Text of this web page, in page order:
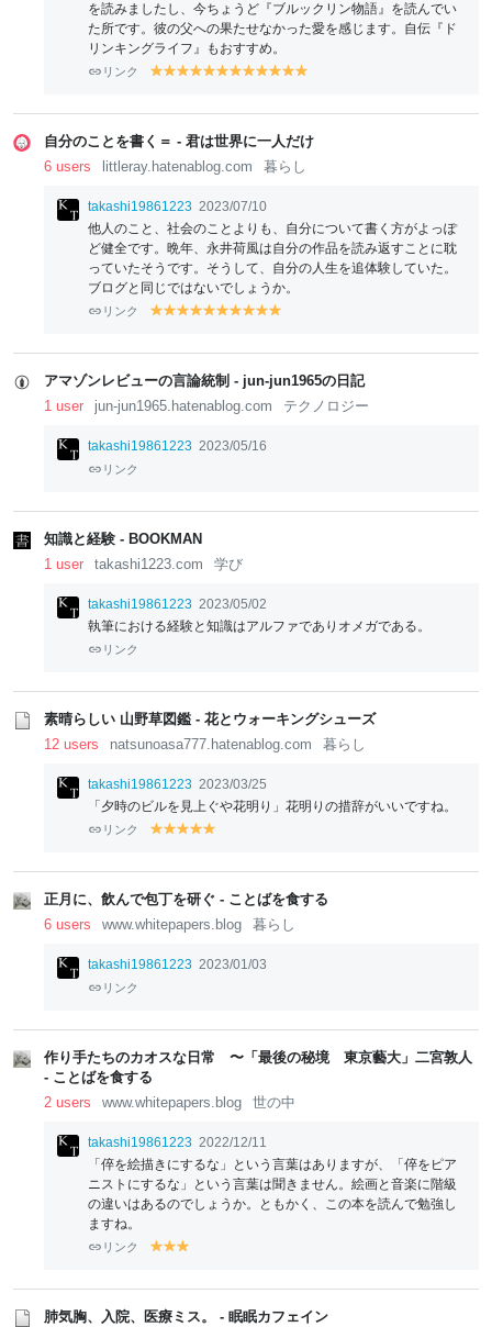
を読みましたし、今ちょうど『ブルックリン物語』を読んでい
た所です。彼の父への果たせなかった愛を感じます。自伝『ド
リンキングライフ』もおすすめ。
リンク
y
lo
w
y
lo
y
lo
w
y
lo
w
y
lo
w
y
lo
w
y
lo
w
y
lo
w
y
lo
y
lo
w
y
lo
w
lo
w
自分のことを書く＝ - 君は世界に一人だけ
6 users
littleray.hatenablog.com 暮らし
takashi19861223 2023/07/10
他人のこと、社会のことよりも、自分について書く方がよっぽ
ど健全です。晩年、永井荷風は自分の作品を読み返すことに耽
っていたそうです。そうして、自分の人生を追体験していた。
ブログと同じではないでしょうか。
リンク
y
lo
y
lo
w
y
lo
w
y
lo
w
y
lo
w
y
lo
w
y
lo
y
lo
w
y
lolo
w
アマゾンレビューの言論統制 - jun-jun1965の日記
1 user
jun-jun1965.hatenablog.com テクノロジー
takashi19861223 2023/05/16
リンク
知識と経験 - BOOKMAN
1 user
takashi1223.com 学び
takashi19861223 2023/05/02
執筆における経験と知識はアルファでありオメガである。
リンク
素晴らしい 山野草図鑑 - 花とウォーキングシューズ
12 users
natsunoasa777.hatenablog.com 暮らし
takashi19861223 2023/03/25
「夕時のビルを見上ぐや花明り」花明りの措辞がいいですね。
リンク
y
lo
w
y
lo
w
y
lo
w
y
lo
w
lo
w
正月に、飲んで包丁を研ぐ - ことばを食する
6 users
www.whitepapers.blog 暮らし
takashi19861223 2023/01/03
リンク
作り手たちのカオスな日常 〜「最後の秘境 東京藝大」二宮敦人
- ことばを食する
2 users
www.whitepapers.blog 世の中
takashi19861223 2022/12/11
「倅を絵描きにするな」という言葉はありますが、「倅をピア
ニストにするな」という言葉は聞きません。絵画と音楽に階級
の違いはあるのでしょうか。ともかく、この本を読んで勉強し
ますね。
リンク
y
lo
w
y
lo
w
lo
w
肺気胸、入院、医療ミス。 - 眠眠カフェイン